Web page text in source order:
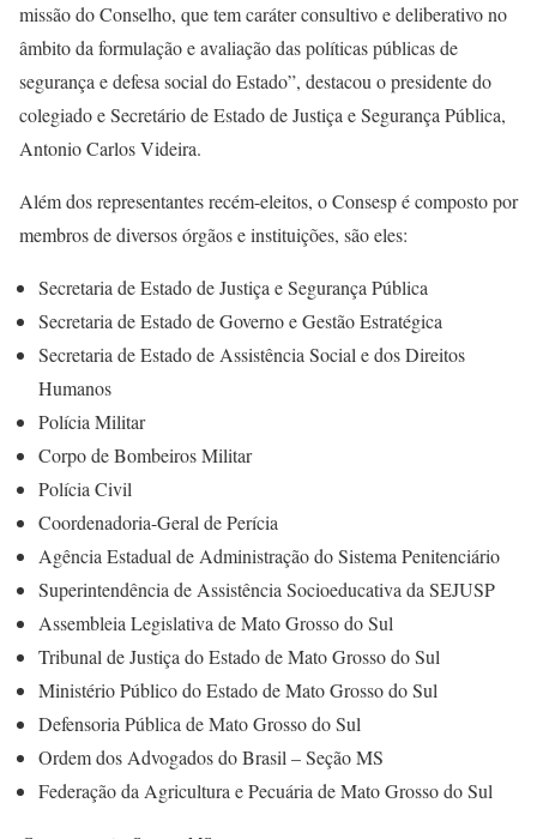
missão do Conselho, que tem caráter consultivo e deliberativo no
âmbito da formulação e avaliação das políticas públicas de
segurança e defesa social do Estado”, destacou o presidente do
colegiado e Secretário de Estado de Justiça e Segurança Pública,
Antonio Carlos Videira.
Além dos representantes recém-eleitos, o Consesp é composto por
membros de diversos órgãos e instituições, são eles:
Secretaria de Estado de Justiça e Segurança Pública
Secretaria de Estado de Governo e Gestão Estratégica
Secretaria de Estado de Assistência Social e dos Direitos
Humanos
Polícia Militar
Corpo de Bombeiros Militar
Polícia Civil
Coordenadoria-Geral de Perícia
Agência Estadual de Administração do Sistema Penitenciário
Superintendência de Assistência Socioeducativa da SEJUSP
Assembleia Legislativa de Mato Grosso do Sul
Tribunal de Justiça do Estado de Mato Grosso do Sul
Ministério Público do Estado de Mato Grosso do Sul
Defensoria Pública de Mato Grosso do Sul
Ordem dos Advogados do Brasil – Seção MS
Federação da Agricultura e Pecuária de Mato Grosso do Sul